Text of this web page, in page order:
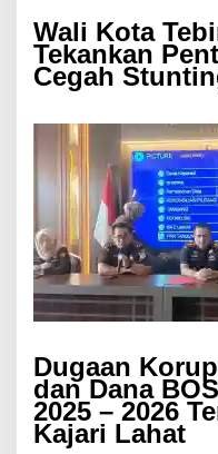
Wali Kota
Tekankan
Cegah
Dugaan
dan Dana
2025 – 2026
Kajari Lahat